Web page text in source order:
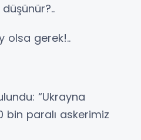
olsa gerek!..
“Ukrayna
bin paralı askerimiz